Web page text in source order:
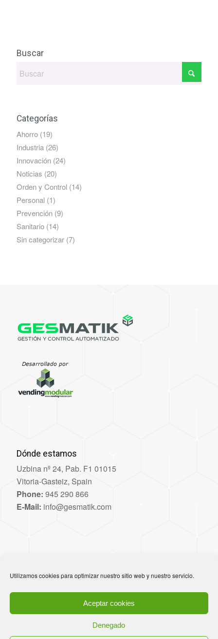
Utilizamos cookies para optimizar nuestro sitio web y nuestro servicio.
Aceptar cookies
Denegado
Buscar
Categorías
Ahorro(19)
Industria(26)
Innovación(24)
Noticias (20)
Orden y Control(14)
Personal(1)
Prevención(9)
Sanitario(14)
Sin categorizar(7)
Dónde estamos
Uzbina nº 24, Pab. F1 01015
Vitoria-Gasteiz, Spain
Phone: 945 290 866
E-Mail: info@gesmatik.com
Política de privacidad
Política de cookies